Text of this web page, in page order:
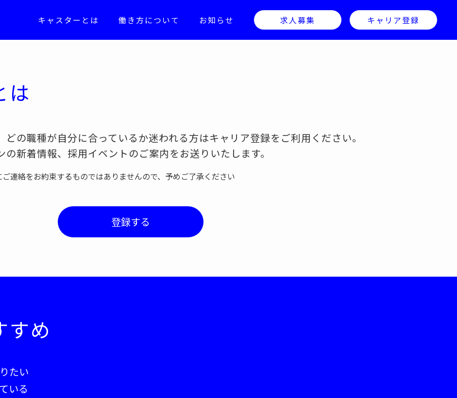
キャスターとは 働き方について お知らせ 求人募集 キャリア登録
は
の職種が自分に合っているか迷われる方はキャリア登録をご利用ください。
新着情報、採用イベントのご案内をお送りいたします。
連絡をお約束するものではありませんので、予めご了承ください
登録する
すめ
たい
いる